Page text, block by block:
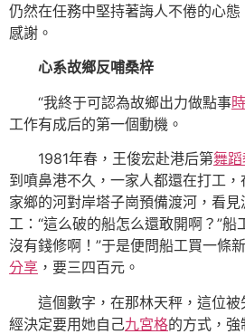
仍然在任務中堅持著誨人不倦的心
感謝。
心系故鄉反哺桑梓
“我終于可認為故鄉出力做點事
工作有成后的第一個動機。
1981年春，王俊宏赴港后第舞
到噴鼻港不久，一家人都還在打工
家鄉的河對岸塔子崗預備渡河，看
工：“這么破的船怎么還敢開啊？”船
沒有錢修啊！”于是便問船工買一條
分享 ，要三四百元。
這個數字，在那林天秤，這位
經決定要用她自己九宮格的方式，強